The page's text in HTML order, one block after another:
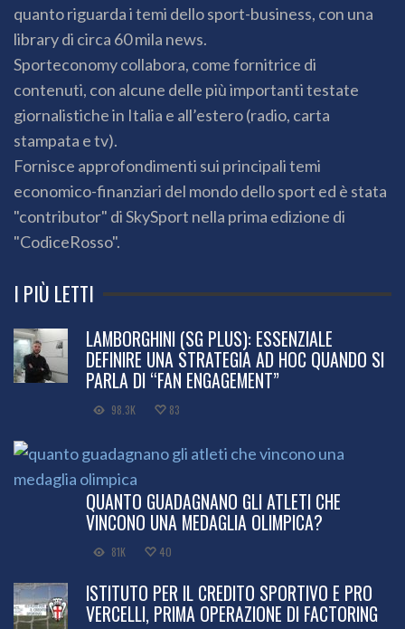
quanto riguarda i temi dello sport-business, con una
library di circa 60 mila news.
Sporteconomy collabora, come fornitrice di
contenuti, con alcune delle più importanti testate
giornalistiche in Italia e all’estero (radio, carta
stampata e tv).
Fornisce approfondimenti sui principali temi
economico-finanziari del mondo dello sport ed è stata
"contributor" di SkySport nella prima edizione di
"CodiceRosso".
I PIÙ LETTI
LAMBORGHINI (SG PLUS): ESSENZIALE
DEFINIRE UNA STRATEGIA AD HOC QUANDO SI
PARLA DI “FAN ENGAGEMENT”
98.3K 83
QUANTO GUADAGNANO GLI ATLETI CHE
VINCONO UNA MEDAGLIA OLIMPICA?
81K 40
ISTITUTO PER IL CREDITO SPORTIVO E PRO
VERCELLI, PRIMA OPERAZIONE DI FACTORING